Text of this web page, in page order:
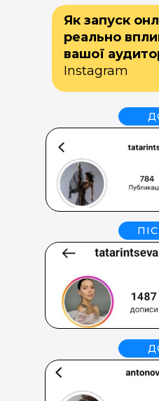
Як запуск
реально
вашої
Instagram